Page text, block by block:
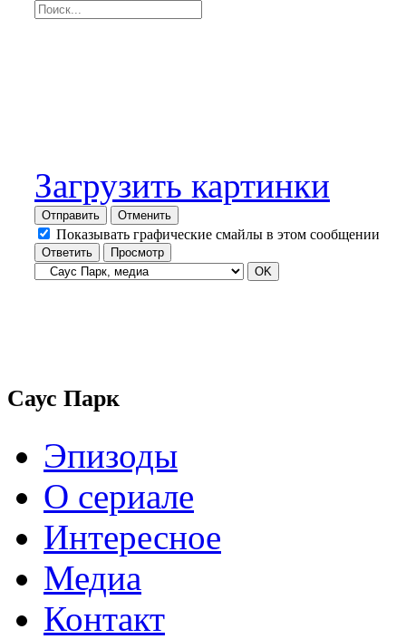
Загрузить картинки
Отправить Отменить
Показывать графические смайлы в этом сообщении
Саус Парк
Эпизоды
О сериале
Интересное
Медиа
Контакт